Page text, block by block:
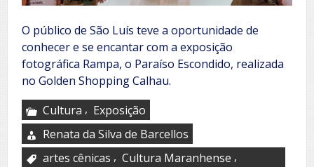
O público de São Luís teve a oportunidade de
conhecer e se encantar com a exposição
fotográfica Rampa, o Paraíso Escondido, realizada
no Golden Shopping Calhau.
Cultura , Exposição
Renata da Silva de Barcellos
artes cênicas , Cultura Maranhense ,